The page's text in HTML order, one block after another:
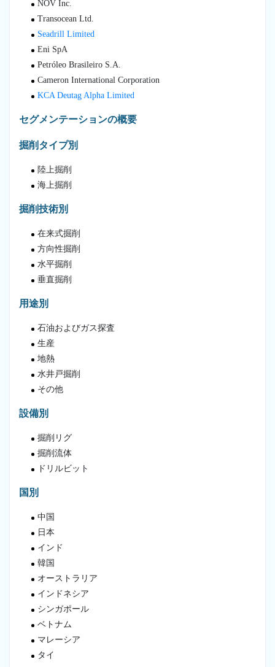
NOV Inc.
Transocean Ltd.
Seadrill Limited
Eni SpA
Petróleo Brasileiro S.A.
Cameron International Corporation
KCA Deutag Alpha Limited
セグメンテーションの概要
掘削タイプ別
陸上掘削
海上掘削
掘削技術別
在来式掘削
方向性掘削
水平掘削
垂直掘削
用途別
石油およびガス探査
生産
地熱
水井戸掘削
その他
設備別
掘削リグ
掘削流体
ドリルビット
国別
中国
日本
インド
韓国
オーストラリア
インドネシア
シンガポール
ベトナム
マレーシア
タイ